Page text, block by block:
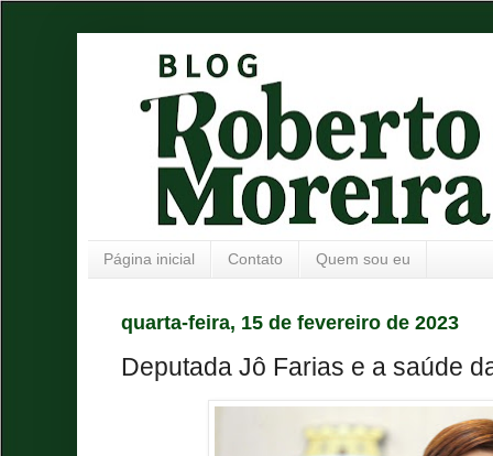
Página inicial Contato Quem sou eu
quarta-feira, 15 de fevereiro de 2023
Deputada Jô Farias e a saúde